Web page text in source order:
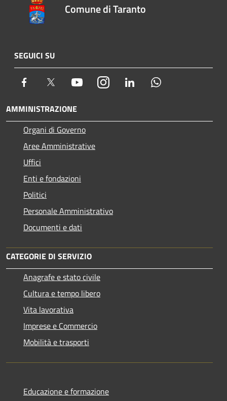
Comune di Taranto
SEGUICI SU
Facebook Twitter YoutubeInstagram LinkedIn
AMMINISTRAZIONE
Organi di Governo
Aree Amministrative
Uffici
Enti e fondazioni
Politici
Personale Amministrativo
Documenti e dati
CATEGORIE DI SERVIZIO
Anagrafe e stato civile
Cultura e tempo libero
Vita lavorativa
Imprese e Commercio
Mobilità e trasporti
Educazione e formazione